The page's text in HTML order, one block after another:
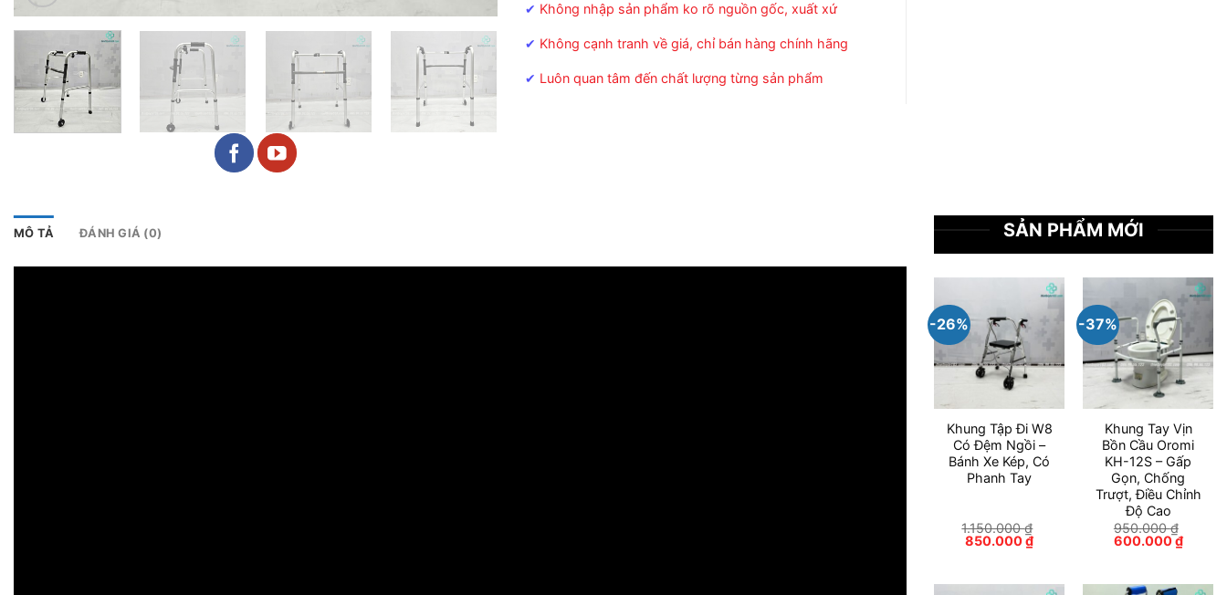
✔ Không nhập sản phẩm ko rõ nguồn gốc, xuất xứ
✔ Không cạnh tranh về giá, chỉ bán hàng chính hãng
✔ Luôn quan tâm đến chất lượng từng sản phẩm
MÔ TẢ ĐÁNH GIÁ (0) SẢN PHẨM MỚI
-26%
Khung Tập Đi W8
Có Đệm Ngồi –
Bánh Xe Kép, Có
Phanh Tay
1.150.000₫
Giá
850.000₫Giá
850.000 ₫.
-37%
Khung Tay Vịn
Bồn Cầu Oromi
KH-12S – Gấp
Gọn, Chống
Trượt, Điều Chỉnh
Độ Cao
950.000₫
Giá
600.000₫Giá
hiện